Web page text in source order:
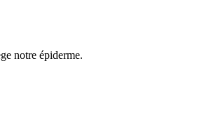
notre épiderme.